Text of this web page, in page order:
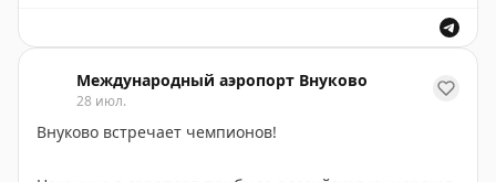
массового характера подобных обращений. Но
жалобы есть.
Международный аэропорт Внуково
28 июл.
Внуково встречает чемпионов!